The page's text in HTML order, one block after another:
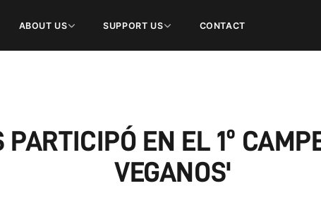
ABOUT US SUPPORT US CONTACT
EN EL 1º
VEGANOS'